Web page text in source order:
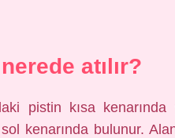
atılır?
pistin kısa
kenarında bulunur.